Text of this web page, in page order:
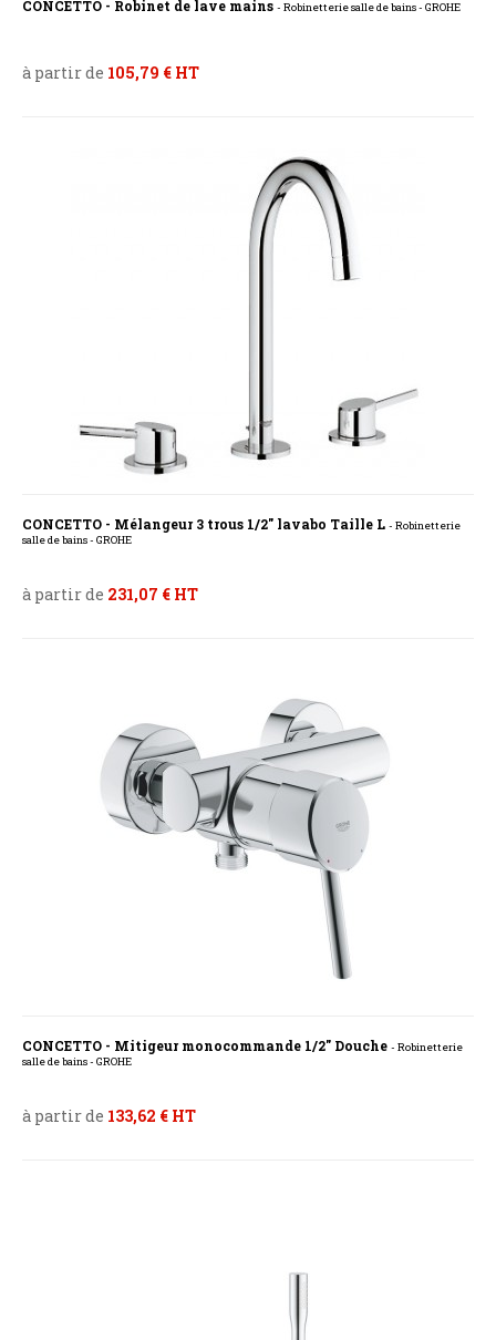
CONCETTO - Robinet de lave mains - Robinetterie salle de bains - GROHE
à partir de 105,79 € HT
CONCETTO - Mélangeur 3 trous 1/2" lavabo Taille L - Robinetterie
salle de bains - GROHE
à partir de 231,07 € HT
CONCETTO - Mitigeur monocommande 1/2" Douche - Robinetterie
salle de bains - GROHE
à partir de 133,62 € HT